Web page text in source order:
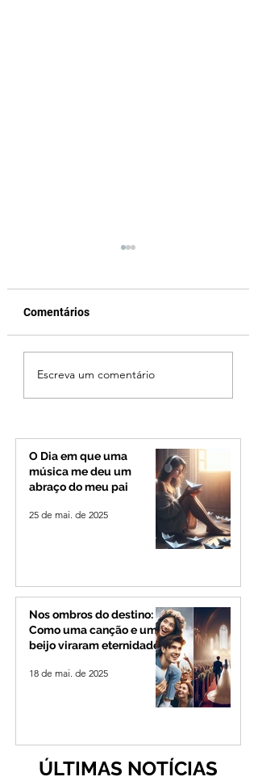
Jovem de 24 anos é
morto após briga
durante luau no
Paranaíba
Comentários
Escreva um comentário
O Dia em que uma
música me deu um
abraço do meu pai
25 de mai. de 2025
Nos ombros do destino:
Como uma canção e um
beijo viraram eternidade
18 de mai. de 2025
ÚLTIMAS NOTÍCIAS